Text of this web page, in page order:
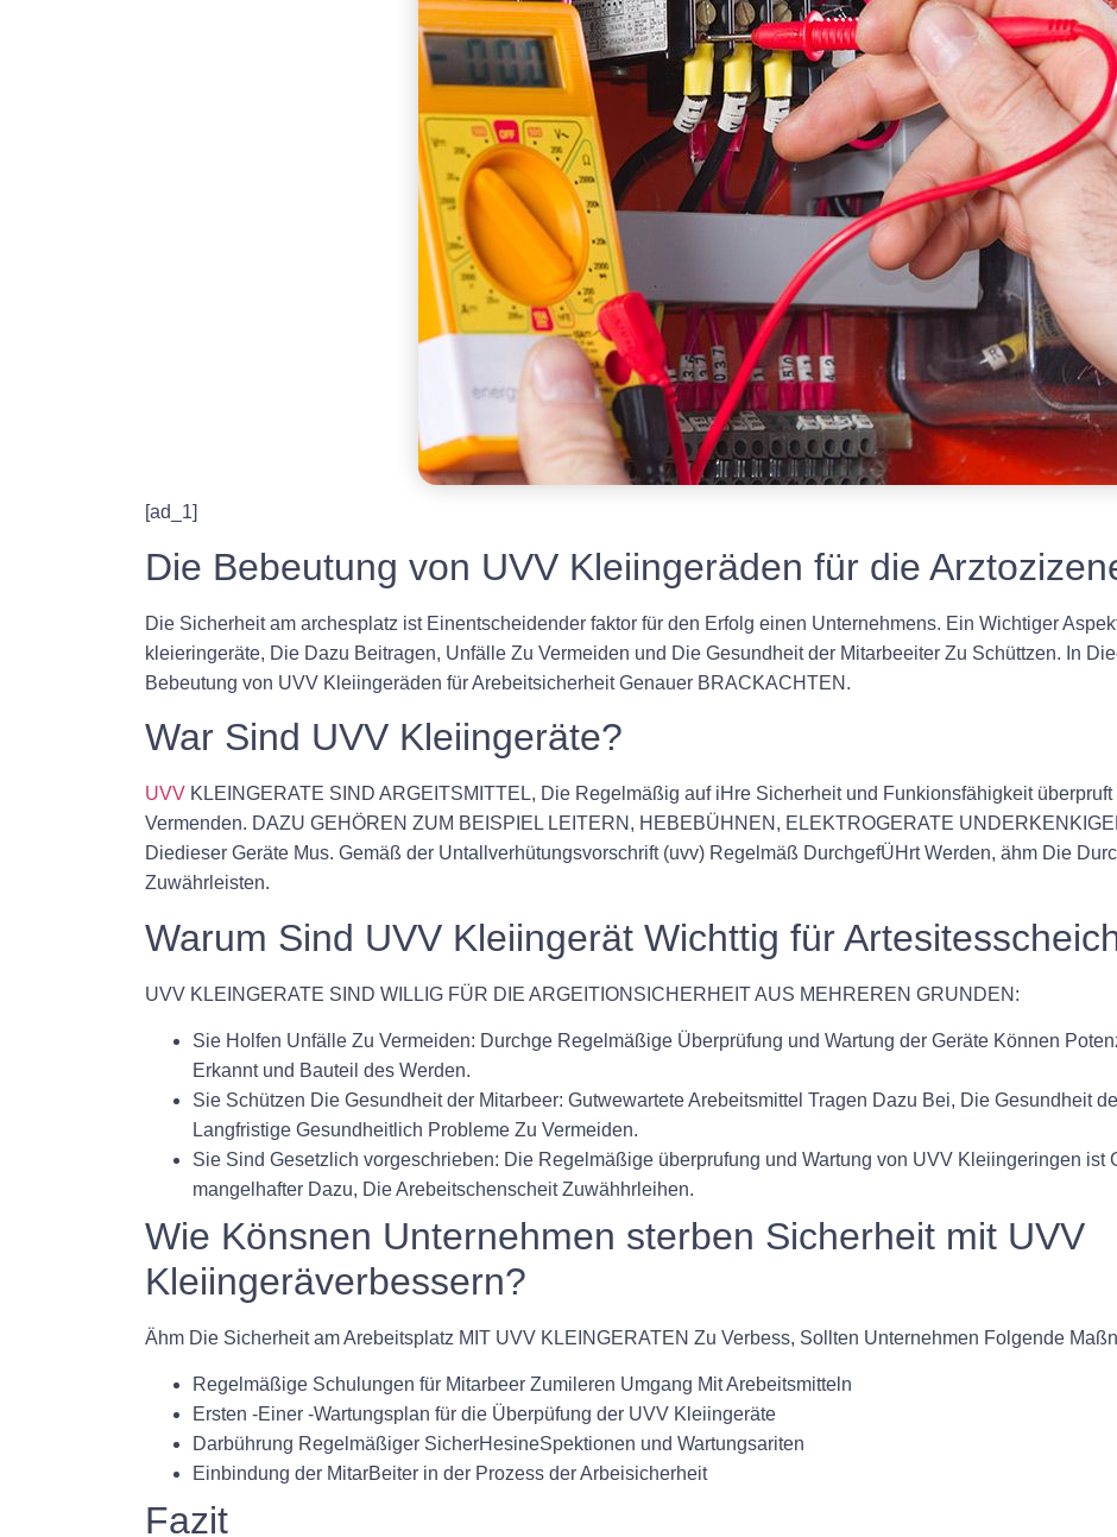
[ad_1]
Die Bebeutung von UVV Kleiingeräden für die
Die Sicherheit am archesplatz ist Einentscheidender faktor für den Erfolg einen Unternehmens. Ein Wichtiger
kleieringeräte, Die Dazu Beitragen, Unfälle Zu Vermeiden und Die Gesundheit der Mitarbeeiter Zu Schüttzen. In
Bebeutung von UVV Kleiingeräden für Arebeitsicherheit Genauer BRACKACHTEN.
War Sind UVV Kleiingeräte?
UVV KLEINGERATE SIND ARGEITSMITTEL, Die Regelmäßig auf iHre Sicherheit und Funkionsfähigkeit
Vermenden. DAZU GEHÖREN ZUM BEISPIEL LEITERN, HEBEBÜHNEN, ELEKTROGERATE
Diedieser Geräte Mus. Gemäß der Untallverhütungsvorschrift (uvv) Regelmäß DurchgefÜHrt Werden, ähm Die
Zuwährleisten.
Warum Sind UVV Kleiingerät Wichttig für
UVV KLEINGERATE SIND WILLIG FÜR DIE ARGEITIONSICHERHEIT AUS MEHREREN GRUNDEN:
Sie Holfen Unfälle Zu Vermeiden: Durchge Regelmäßige Überprüfung und Wartung der Geräte Können
Erkannt und Bauteil des Werden.
Sie Schützen Die Gesundheit der Mitarbeer: Gutwewartete Arebeitsmittel Tragen Dazu Bei, Die Gesundheit
Langfristige Gesundheitlich Probleme Zu Vermeiden.
Sie Sind Gesetzlich vorgeschrieben: Die Regelmäßige überprufung und Wartung von UVV Kleiingeringen ist
mangelhafter Dazu, Die Arebeitschenscheit Zuwähhrleihen.
Wie Könsnen Unternehmen sterben Sicherheit mit UVV
Kleiingeräverbessern?
Ähm Die Sicherheit am Arebeitsplatz MIT UVV KLEINGERATEN Zu Verbess, Sollten Unternehmen Folgende
Regelmäßige Schulungen für Mitarbeer Zumileren Umgang Mit Arebeitsmitteln
Ersten -Einer -Wartungsplan für die Überpüfung der UVV Kleiingeräte
Darbührung Regelmäßiger SicherHesineSpektionen und Wartungsariten
Einbindung der MitarBeiter in der Prozess der Arbeisicherheit
Fazit